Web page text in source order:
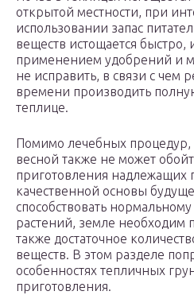
открытой местности, при
использовании запас
веществ истощается
применением удобрений и
не исправить, в связи с чем
времени производить
теплице.
Помимо лечебных процедур,
весной также не может
приготовления надлежащих
качественной основы
способствовать
растений, земле необходим
также достаточное
веществ. В этом разделе
особенностях тепличных
приготовления.